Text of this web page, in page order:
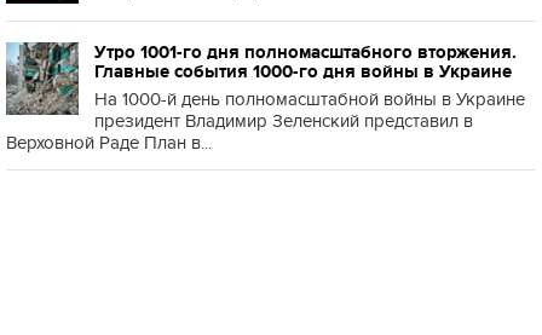
Утро 1001-го дня полномасштабного вторжения.
Главные события 1000-го дня войны в Украине
На 1000-й день полномасштабной войны в Украине
президент Владимир Зеленский представил в
Верховной Раде План в...